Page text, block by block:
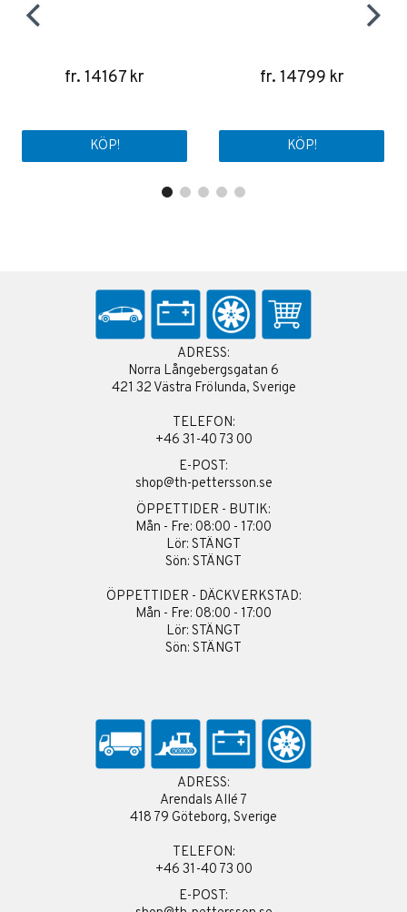
fr. 14167 kr
KÖP!
fr. 14799 kr
KÖP!
ADRESS:
Norra Långebergsgatan 6
421 32 Västra Frölunda, Sverige
TELEFON:
+46 31-40 73 00
E-POST:
shop@th-pettersson.se
ÖPPETTIDER - BUTIK:
Mån - Fre: 08:00 - 17:00
Lör: STÄNGT
Sön: STÄNGT
ÖPPETTIDER - DÄCKVERKSTAD:
Mån - Fre: 08:00 - 17:00
Lör: STÄNGT
Sön: STÄNGT
ADRESS:
Arendals Allé 7
418 79 Göteborg, Sverige
TELEFON:
+46 31-40 73 00
E-POST: